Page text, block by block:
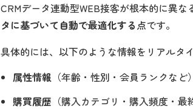
CRMデータ連動型WEB接客が根本的に異な
タに基づいて自動で最適化する点です。
具体的には、以下のような情報をリアルタ
属性情報 （年齢・性別・会員ランクなど）
購買履歴 （購入カテゴリ・購入頻度・最